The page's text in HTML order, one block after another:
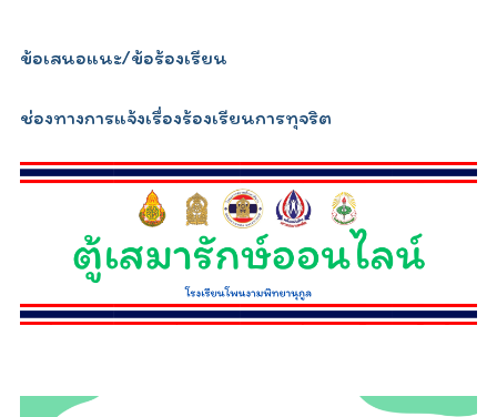
ข้อเสนอแนะ/ข้อร้องเรียน
ช่องทางการแจ้งเรื่องร้องเรียนการทุจริต